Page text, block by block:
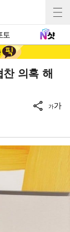
토
의혹 해
가가